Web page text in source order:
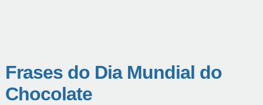
Frases do Dia Mundial do
Chocolate